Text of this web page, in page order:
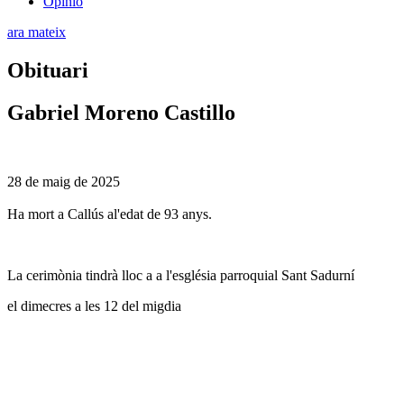
ara mateix
Obituari
Gabriel Moreno Castillo
28 de maig de 2025
Ha mort a Callús al'edat de 93 anys.
La cerimònia tindrà lloc a a l'església parroquial Sant Sadurní
el dimecres a les 12 del migdia